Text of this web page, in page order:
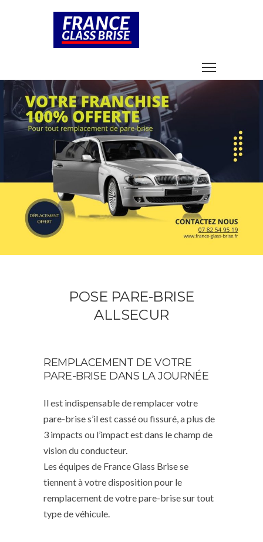
POSE PARE-BRISE
ALLSECUR
REMPLACEMENT DE VOTRE
PARE-BRISE DANS LA JOURNÉE
Il est indispensable de remplacer votre
pare-brise s’il est cassé ou fissuré, a plus de
3 impacts ou l’impact est dans le champ de
vision du conducteur.
Les équipes de France Glass Brise se
tiennent à votre disposition pour le
remplacement de votre pare-brise sur tout
type de véhicule.